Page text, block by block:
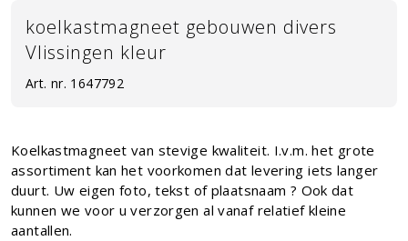
koelkastmagneet gebouwen divers
Vlissingen kleur
Art. nr. 1647792
Koelkastmagneet van stevige kwaliteit. I.v.m. het grote
assortiment kan het voorkomen dat levering iets langer
duurt. Uw eigen foto, tekst of plaatsnaam ? Ook dat
kunnen we voor u verzorgen al vanaf relatief kleine
aantallen.